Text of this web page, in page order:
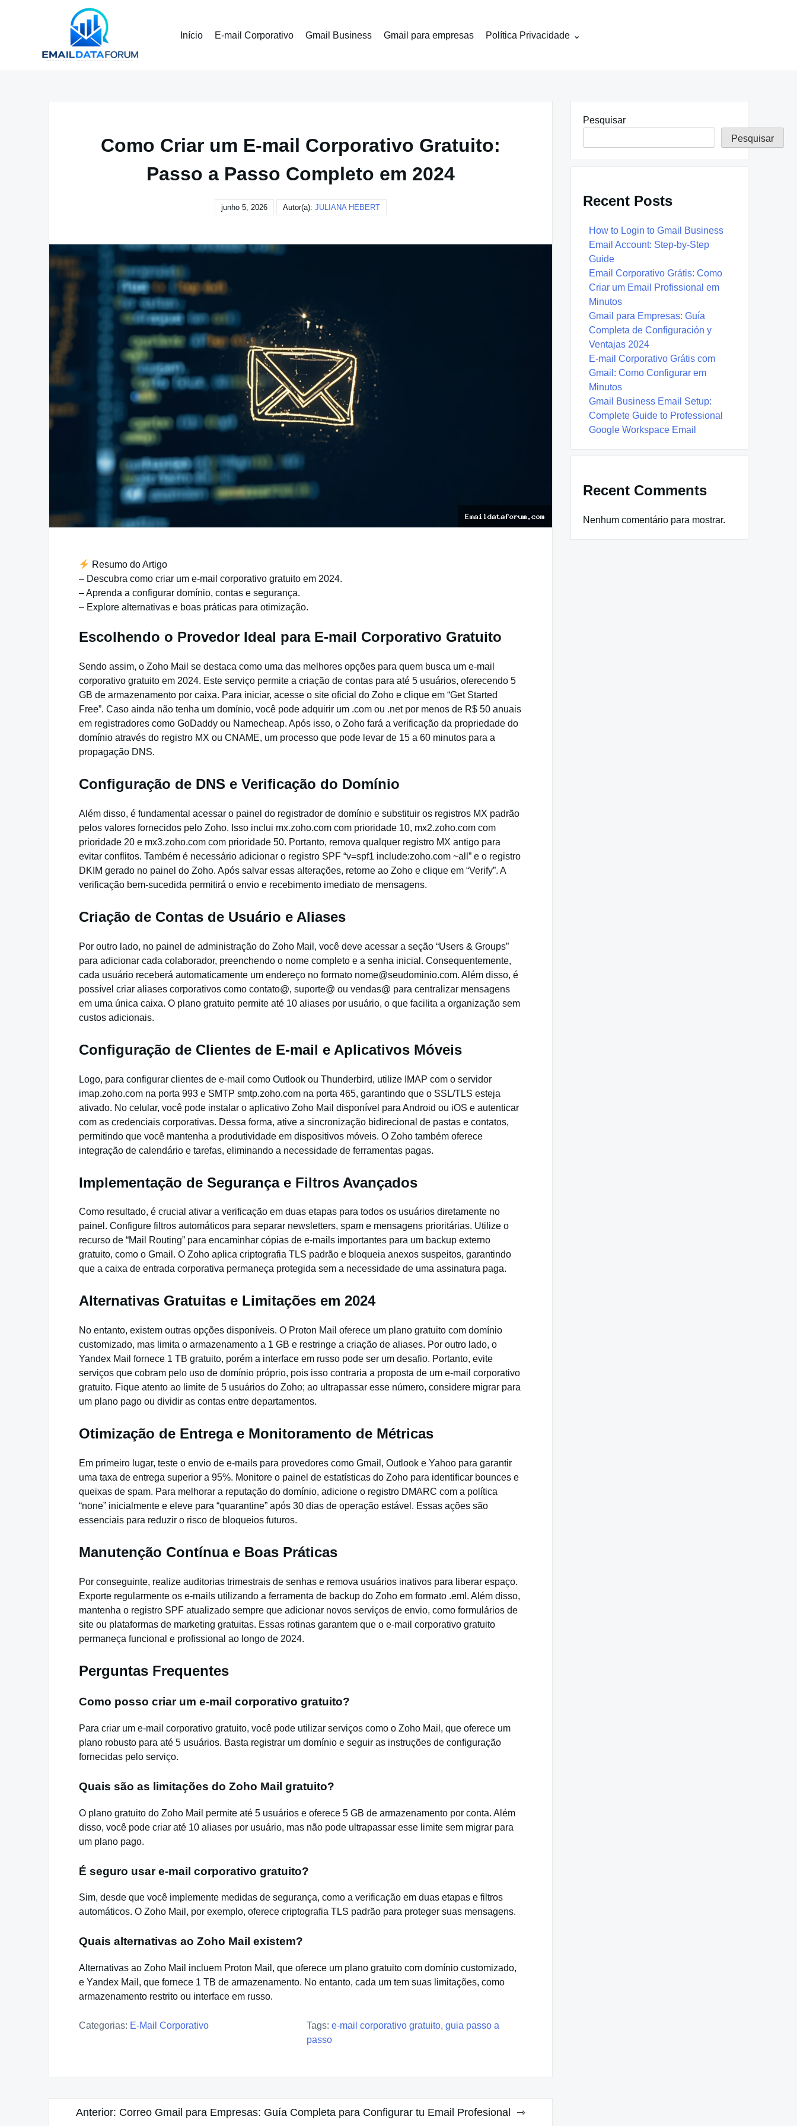
Início E-mail Corporativo Gmail Business Gmail para empresas Política Privacidade
Como Criar um E-mail Corporativo Gratuito:
Passo a Passo Completo em 2024
junho 5, 2026 Autor(a): JULIANA HEBERT
Resumo do Artigo
– Descubra como criar um e-mail corporativo gratuito em 2024.
– Aprenda a configurar domínio, contas e segurança.
– Explore alternativas e boas práticas para otimização.
Escolhendo o Provedor Ideal para E-mail Corporativo Gratuito
Sendo assim, o Zoho Mail se destaca como uma das melhores opções para quem busca um e-mail
corporativo gratuito em 2024. Este serviço permite a criação de contas para até 5 usuários, oferecendo 5
GB de armazenamento por caixa. Para iniciar, acesse o site oficial do Zoho e clique em “Get Started
Free”. Caso ainda não tenha um domínio, você pode adquirir um .com ou .net por menos de R$ 50 anuais
em registradores como GoDaddy ou Namecheap. Após isso, o Zoho fará a verificação da propriedade do
domínio através do registro MX ou CNAME, um processo que pode levar de 15 a 60 minutos para a
propagação DNS.
Configuração de DNS e Verificação do Domínio
Além disso, é fundamental acessar o painel do registrador de domínio e substituir os registros MX padrão
pelos valores fornecidos pelo Zoho. Isso inclui mx.zoho.com com prioridade 10, mx2.zoho.com com
prioridade 20 e mx3.zoho.com com prioridade 50. Portanto, remova qualquer registro MX antigo para
evitar conflitos. Também é necessário adicionar o registro SPF “v=spf1 include:zoho.com ~all” e o registro
DKIM gerado no painel do Zoho. Após salvar essas alterações, retorne ao Zoho e clique em “Verify”. A
verificação bem-sucedida permitirá o envio e recebimento imediato de mensagens.
Criação de Contas de Usuário e Aliases
Por outro lado, no painel de administração do Zoho Mail, você deve acessar a seção “Users & Groups”
para adicionar cada colaborador, preenchendo o nome completo e a senha inicial. Consequentemente,
cada usuário receberá automaticamente um endereço no formato nome@seudominio.com. Além disso, é
possível criar aliases corporativos como contato@, suporte@ ou vendas@ para centralizar mensagens
em uma única caixa. O plano gratuito permite até 10 aliases por usuário, o que facilita a organização sem
custos adicionais.
Configuração de Clientes de E-mail e Aplicativos Móveis
Logo, para configurar clientes de e-mail como Outlook ou Thunderbird, utilize IMAP com o servidor
imap.zoho.com na porta 993 e SMTP smtp.zoho.com na porta 465, garantindo que o SSL/TLS esteja
ativado. No celular, você pode instalar o aplicativo Zoho Mail disponível para Android ou iOS e autenticar
com as credenciais corporativas. Dessa forma, ative a sincronização bidirecional de pastas e contatos,
permitindo que você mantenha a produtividade em dispositivos móveis. O Zoho também oferece
integração de calendário e tarefas, eliminando a necessidade de ferramentas pagas.
Implementação de Segurança e Filtros Avançados
Como resultado, é crucial ativar a verificação em duas etapas para todos os usuários diretamente no
painel. Configure filtros automáticos para separar newsletters, spam e mensagens prioritárias. Utilize o
recurso de “Mail Routing” para encaminhar cópias de e-mails importantes para um backup externo
gratuito, como o Gmail. O Zoho aplica criptografia TLS padrão e bloqueia anexos suspeitos, garantindo
que a caixa de entrada corporativa permaneça protegida sem a necessidade de uma assinatura paga.
Alternativas Gratuitas e Limitações em 2024
No entanto, existem outras opções disponíveis. O Proton Mail oferece um plano gratuito com domínio
customizado, mas limita o armazenamento a 1 GB e restringe a criação de aliases. Por outro lado, o
Yandex Mail fornece 1 TB gratuito, porém a interface em russo pode ser um desafio. Portanto, evite
serviços que cobram pelo uso de domínio próprio, pois isso contraria a proposta de um e-mail corporativo
gratuito. Fique atento ao limite de 5 usuários do Zoho; ao ultrapassar esse número, considere migrar para
um plano pago ou dividir as contas entre departamentos.
Otimização de Entrega e Monitoramento de Métricas
Em primeiro lugar, teste o envio de e-mails para provedores como Gmail, Outlook e Yahoo para garantir
uma taxa de entrega superior a 95%. Monitore o painel de estatísticas do Zoho para identificar bounces e
queixas de spam. Para melhorar a reputação do domínio, adicione o registro DMARC com a política
“none” inicialmente e eleve para “quarantine” após 30 dias de operação estável. Essas ações são
essenciais para reduzir o risco de bloqueios futuros.
Manutenção Contínua e Boas Práticas
Por conseguinte, realize auditorias trimestrais de senhas e remova usuários inativos para liberar espaço.
Exporte regularmente os e-mails utilizando a ferramenta de backup do Zoho em formato .eml. Além disso,
mantenha o registro SPF atualizado sempre que adicionar novos serviços de envio, como formulários de
site ou plataformas de marketing gratuitas. Essas rotinas garantem que o e-mail corporativo gratuito
permaneça funcional e profissional ao longo de 2024.
Perguntas Frequentes
Como posso criar um e-mail corporativo gratuito?
Para criar um e-mail corporativo gratuito, você pode utilizar serviços como o Zoho Mail, que oferece um
plano robusto para até 5 usuários. Basta registrar um domínio e seguir as instruções de configuração
fornecidas pelo serviço.
Quais são as limitações do Zoho Mail gratuito?
O plano gratuito do Zoho Mail permite até 5 usuários e oferece 5 GB de armazenamento por conta. Além
disso, você pode criar até 10 aliases por usuário, mas não pode ultrapassar esse limite sem migrar para
um plano pago.
É seguro usar e-mail corporativo gratuito?
Sim, desde que você implemente medidas de segurança, como a verificação em duas etapas e filtros
automáticos. O Zoho Mail, por exemplo, oferece criptografia TLS padrão para proteger suas mensagens.
Quais alternativas ao Zoho Mail existem?
Alternativas ao Zoho Mail incluem Proton Mail, que oferece um plano gratuito com domínio customizado,
e Yandex Mail, que fornece 1 TB de armazenamento. No entanto, cada um tem suas limitações, como
armazenamento restrito ou interface em russo.
Categorias: E-Mail Corporativo Tags: e-mail corporativo gratuito, guia passo a
passo
Navegação
Anterior: Correo Gmail para Empresas: Guía Completa para Configurar tu Email Profesional
Pesquisar
Pesquisar
Recent Posts
How to Login to Gmail Business
Email Account: Step-by-Step
Guide
Email Corporativo Grátis: Como
Criar um Email Profissional em
Minutos
Gmail para Empresas: Guía
Completa de Configuración y
Ventajas 2024
E-mail Corporativo Grátis com
Gmail: Como Configurar em
Minutos
Gmail Business Email Setup:
Complete Guide to Professional
Google Workspace Email
Recent Comments
Nenhum comentário para mostrar.